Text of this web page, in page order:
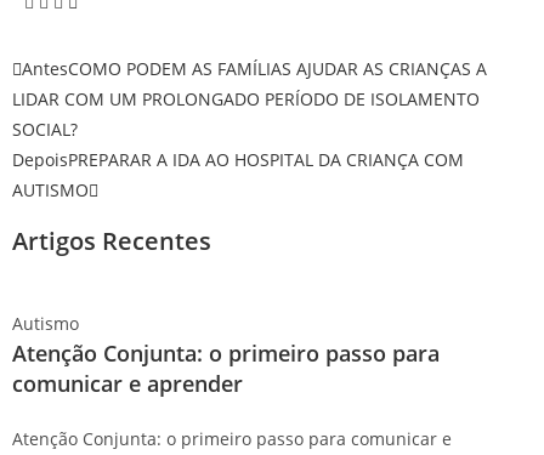
AntesCOMO PODEM AS FAMÍLIAS AJUDAR AS CRIANÇAS A
LIDAR COM UM PROLONGADO PERÍODO DE ISOLAMENTO
SOCIAL?
DepoisPREPARAR A IDA AO HOSPITAL DA CRIANÇA COM
AUTISMO
Artigos Recentes
Autismo
Atenção Conjunta: o primeiro passo para
comunicar e aprender
Atenção Conjunta: o primeiro passo para comunicar e